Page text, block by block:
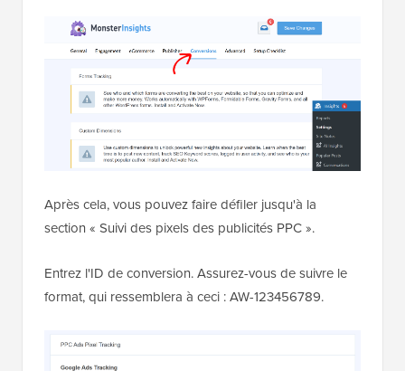
Après cela, vous pouvez faire défiler jusqu'à la
section « Suivi des pixels des publicités PPC ».
Entrez l'ID de conversion. Assurez-vous de suivre le
format, qui ressemblera à ceci : AW-123456789.